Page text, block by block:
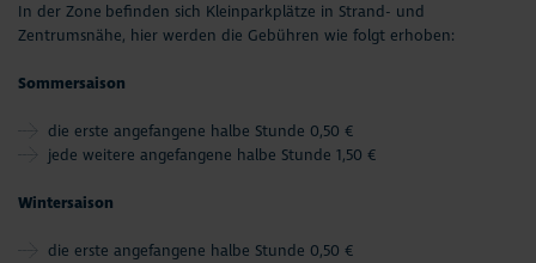
In der Zone befinden sich Kleinparkplätze in Strand- und
Zentrumsnähe, hier werden die Gebühren wie folgt erhoben:
Sommersaison
die erste angefangene halbe Stunde 0,50 €
jede weitere angefangene halbe Stunde 1,50 €
Wintersaison
die erste angefangene halbe Stunde 0,50 €